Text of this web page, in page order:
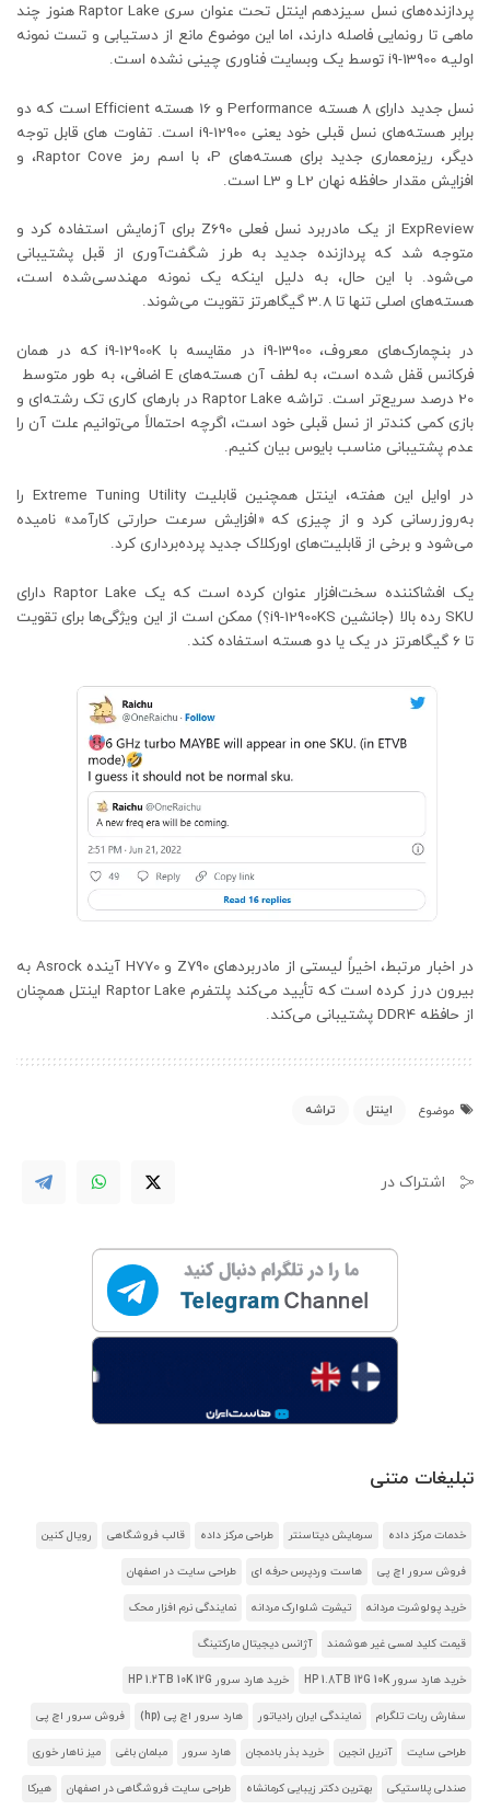
پردازنده‌های نسل سیزدهم اینتل تحت عنوان سری Raptor Lake هنوز چند
ماهی تا رونمایی فاصله دارند، اما این موضوع مانع از دستیابی و تست نمونه
اولیه i9-13900 توسط یک وبسایت فناوری چینی نشده است.
نسل جدید دارای 8 هسته Performance و 16 هسته Efficient است که دو
برابر هسته‌های نسل قبلی خود یعنی i9-12900 است. تفاوت های قابل توجه
دیگر، ریزمعماری جدید برای هسته‌های P، با اسم رمز Raptor Cove، و
افزایش مقدار حافظه نهان L2 و L3 است.
ExpReview از یک مادربرد نسل فعلی Z690 برای آزمایش استفاده کرد و
متوجه شد که پردازنده جدید به طرز شگفت‌آوری از قبل پشتیبانی
می‌شود. با این حال، به دلیل اینکه یک نمونه مهندسی‌شده است،
هسته‌های اصلی تنها تا 3.8 گیگاهرتز تقویت می‌شوند.
در بنچمارک‌های معروف، i9-13900 در مقایسه با i9-12900K که در همان
20 درصد سریع‌تر است. تراشه Raptor Lake در بارهای کاری تک رشته‌ای و
بازی کمی کندتر از نسل قبلی خود است، اگرچه احتمالاً می‌توانیم علت آن را
عدم پشتیبانی مناسب بایوس بیان کنیم.
در اوایل این هفته، اینتل همچنین قابلیت Extreme Tuning Utility را
به‌روزرسانی کرد و از چیزی که «افزایش سرعت حرارتی کارآمد» نامیده
می‌شود و برخی از قابلیت‌های اورکلاک جدید پرده‌برداری کرد.
یک افشاکننده سخت‌افزار عنوان کرده است که یک Raptor Lake دارای
SKU رده بالا (جانشین i9-12900KS؟) ممکن است از این ویژگی‌ها برای تقویت
تا 6 گیگاهرتز در یک یا دو هسته استفاده کند.
در اخبار مرتبط، اخیراً لیستی از مادربردهای Z790 و H770 آینده Asrock به
بیرون درز کرده است که تأیید می‌کند پلتفرم Raptor Lake اینتل همچنان
از حافظه DDR4 پشتیبانی می‌کند.
موضوع اینتل تراشه
اشتراک در
تبلیغات متنی
خدمات مرکز داده سرمایش دیتاسنتر طراحی مرکز داده قالب فروشگاهی رویال کنین
فروش سرور اچ پی هاست وردپرس حرفه ای طراحی سایت در اصفهان
خرید پولوشرت مردانه تیشرت شلوارک مردانه نمایندگی نرم افزار محک
قیمت کلید لمسی غیر هوشمند آژانس دیجیتال مارکتینگ
خرید هارد سرور HP 1.8TB 12G 10K خرید هارد سرور HP 1.2TB 10K 12G
سفارش ربات تلگرام نمایندگی ایران رادیاتور هارد سرور اچ پی (hp) فروش سرور اچ پی
طراحی سایت آنریل انجین خرید بذر بادمجان هارد سرور مبلمان باغی میز ناهار خوری
صندلی پلاستیکی بهترین دکتر زیبایی کرمانشاه طراحی سایت فروشگاهی در اصفهان هیرکا